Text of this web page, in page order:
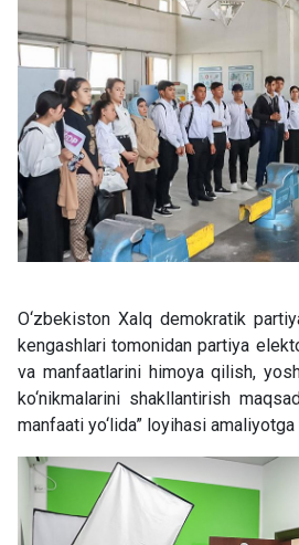
O‘zbekiston Xalq demokratik
kengashlari tomonidan partiya
va manfaatlarini himoya qilish,
ko‘nikmalarini shakllantirish
manfaati yo‘lida” loyihasi